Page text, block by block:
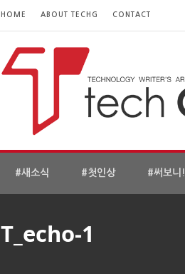
HOME ABOUT TECHG CONTACT
#새소식 #첫인상 #써보니!
T_echo-1